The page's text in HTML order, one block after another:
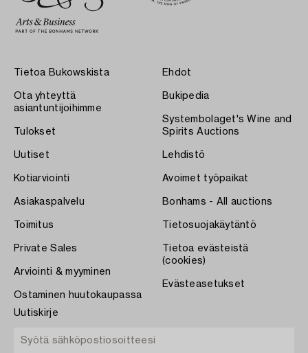
Tietoa Bukowskista
Ota yhteyttä
asiantuntijoihimme
Tulokset
Uutiset
Kotiarviointi
Asiakaspalvelu
Toimitus
Private Sales
Arviointi & myyminen
Ostaminen huutokaupassa
Ehdot
Bukipedia
Systembolaget's Wine and
Spirits Auctions
Lehdistö
Avoimet työpaikat
Bonhams - All auctions
Tietosuojakäytäntö
Tietoa evästeistä
(cookies)
Evästeasetukset
Uutiskirje